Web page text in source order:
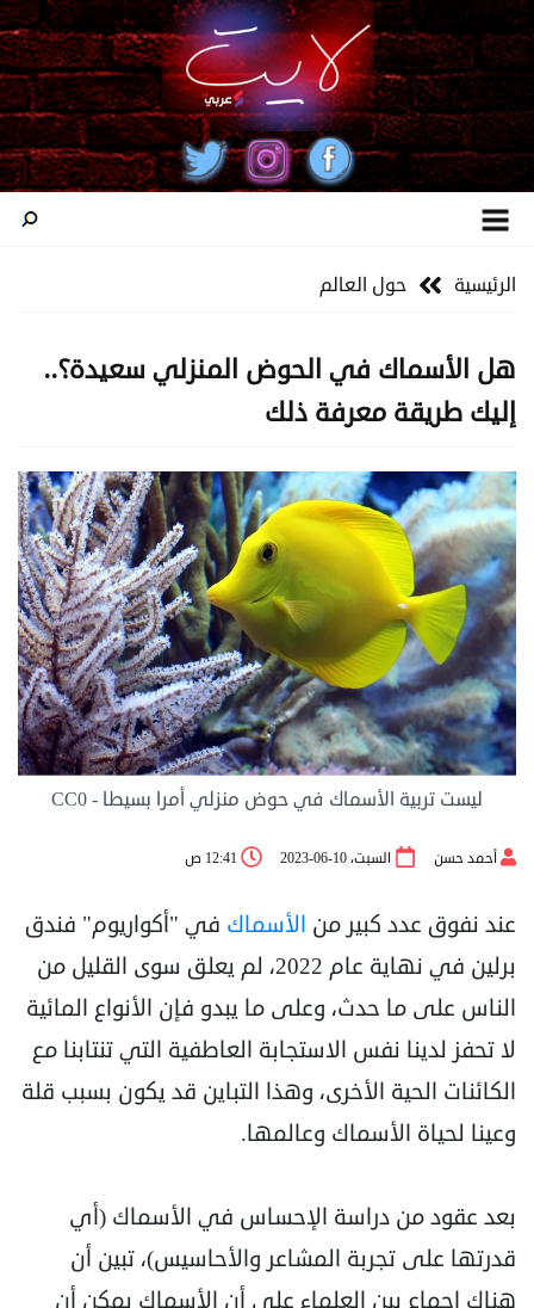
الرئيسية حول العالم
هل الأسماك في الحوض المنزلي سعيدة؟..
إليك طريقة معرفة ذلك
ليست تربية الأسماك في حوض منزلي أمرا بسيطا - CC0
أحمد حسن السبت، 10-06-2023 12:41 ص
عند نفوق عدد كبير من الأسماك في "أكواريوم" فندق
برلين في نهاية عام 2022، لم يعلق سوى القليل من
‏الناس على ما حدث، وعلى ما يبدو فإن الأنواع المائية
لا تحفز لدينا نفس الاستجابة العاطفية التي تنتابنا مع
‏الكائنات الحية الأخرى، وهذا التباين قد يكون بسبب قلة
وعينا لحياة الأسماك وعالمها.‏
بعد عقود من دراسة الإحساس في الأسماك (أي
قدرتها على تجربة المشاعر والأحاسيس)، تبين أن
هناك ‏إجماع بين العلماء على أن الأسماك يمكن أن